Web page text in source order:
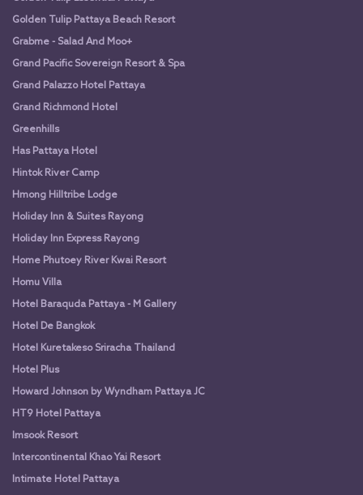
Golden Tulip Pattaya Beach Resort
Grabme - Salad And Moo+
Grand Pacific Sovereign Resort & Spa
Grand Palazzo Hotel Pattaya
Grand Richmond Hotel
Greenhills
Has Pattaya Hotel
Hintok River Camp
Hmong Hilltribe Lodge
Holiday Inn & Suites Rayong
Holiday Inn Express Rayong
Home Phutoey River Kwai Resort
Homu Villa
Hotel Baraquda Pattaya - M Gallery
Hotel De Bangkok
Hotel Kuretakeso Sriracha Thailand
Hotel Plus
Howard Johnson by Wyndham Pattaya JC
HT9 Hotel Pattaya
Imsook Resort
Intercontinental Khao Yai Resort
Intimate Hotel Pattaya